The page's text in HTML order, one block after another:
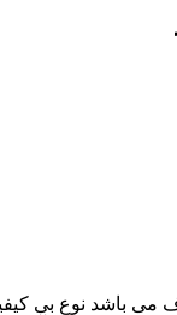
می باشد نوع بی